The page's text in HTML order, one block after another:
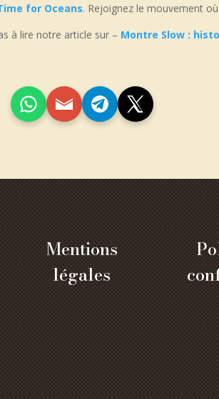
for Oceans. Rejoignez le mouvement
à lire notre article sur – Montre Slow :
Mentions
légales